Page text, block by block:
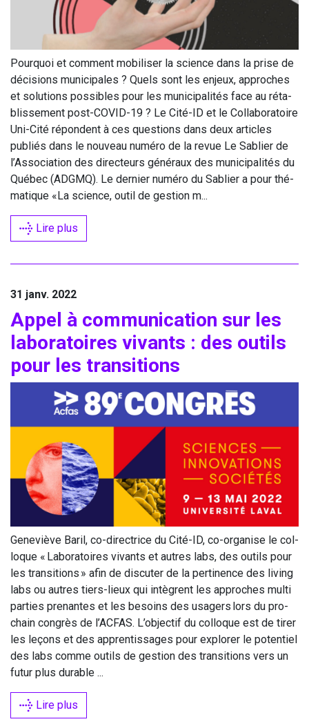
Pour­quoi et com­ment mobi­li­ser la science dans la prise de
déci­sions muni­ci­pales ? Quels sont les enjeux, approches
et solu­tions pos­sibles pour les muni­ci­pa­li­tés face au réta­
blis­se­ment post-COVID-19 ? Le Cité-ID et le Col­la­bo­ra­toire
Uni-Cité répondent à ces ques­tions dans deux articles
publiés dans le nou­veau numé­ro de la revue Le Sablier de
l’Association des direc­teurs géné­raux des muni­ci­pa­li­tés du
Qué­bec (ADGMQ). Le der­nier numé­ro du Sablier a pour thé­
ma­tique «La science, outil de ges­tion m...
Lire plus
31 janv. 2022
Appel à com­mu­ni­ca­tion sur les
labo­ra­toires vivants : des outils
pour les transitions
Gene­viève Baril, co-direc­trice du Cité-ID, co-orga­nise le col­
loque « Labo­ra­toires vivants et autres labs, des outils pour
les tran­si­tions » afin de dis­cu­ter de la per­ti­nence des living
labs ou autres tiers-lieux qui intègrent les approches mul­ti
par­ties pre­nantes et les besoins des usa­gers lors du pro­
chain congrès de l’ACFAS. L’objectif du col­loque est de tirer
les leçons et des appren­tis­sages pour explo­rer le poten­tiel
des labs comme outils de ges­tion des tran­si­tions vers un
futur plus durable ...
Lire plus